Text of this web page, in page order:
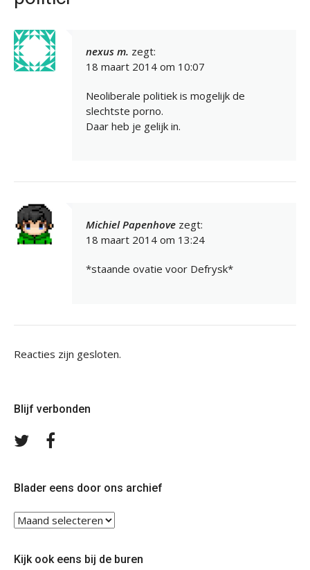
nexus m. zegt:
18 maart 2014 om 10:07
Neoliberale politiek is mogelijk de
slechtste porno.
Daar heb je gelijk in.
Michiel Papenhove zegt:
18 maart 2014 om 13:24
*staande ovatie voor Defrysk*
Reacties zijn gesloten.
Blijf verbonden
Volg
Blader eens door ons archief
Blader
ons
Kijk ook eens bij de buren